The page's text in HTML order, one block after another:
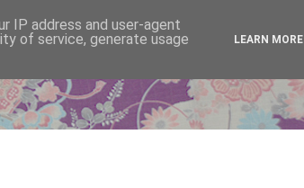
IP address and user-agent
of service, generate usage
LEARN MORE